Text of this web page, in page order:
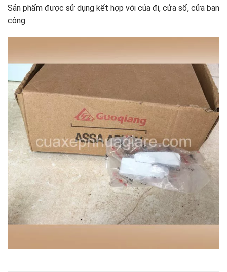
Sản phẩm được sử dụng kết hợp với của đi, cửa sổ, cửa ban
công